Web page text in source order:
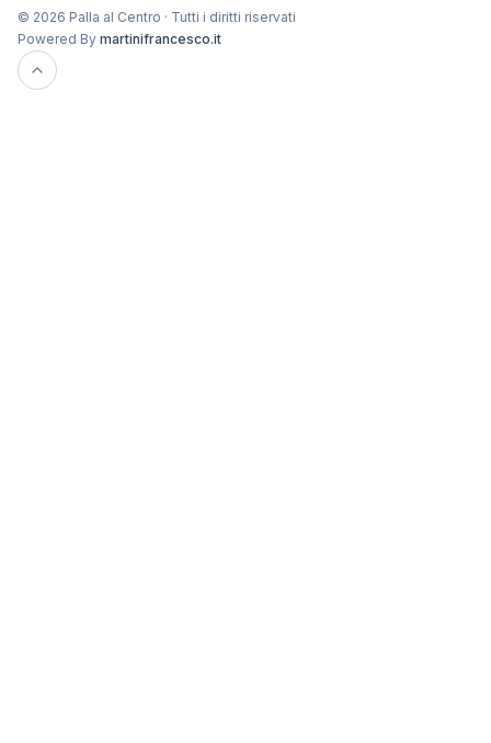
© 2026 Palla al Centro · Tutti i diritti riservati
Powered By martinifrancesco.it